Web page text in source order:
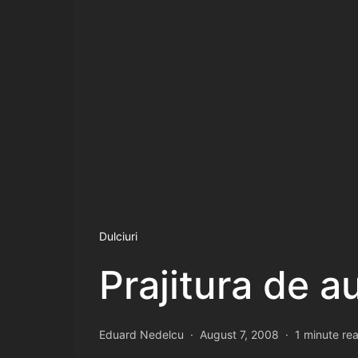
Dulciuri
Prajitura de
Eduard Nedelcu August 7, 2008 1 minute